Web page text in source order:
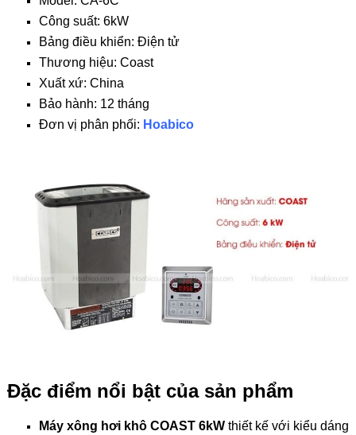
Công suất: 6kW
Bảng điều khiển: Điện tử
Thương hiệu: Coast
Xuất xứ: China
Bảo hành: 12 tháng
Đơn vị phân phối: Hoabico
Đặc điểm nổi bật của sản phẩm
Máy xông hơi khô COAST 6kW thiết kế với kiểu dáng